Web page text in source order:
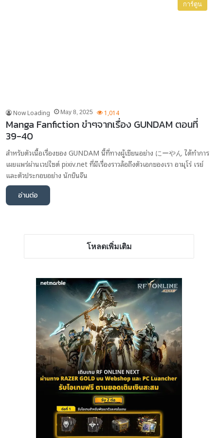
การ์ตูน
Now Loading May 8, 2025 1,014
Manga Fanfiction ขำๆจากเรื่อง GUNDAM ตอนที่
39-40
สำหรับตัวเนื้อเรื่องของ GUNDAM นี้ที่ทางผู้เขียนอย่าง にーやん ได้ทำการ
เผยแพร่ผ่านเวปไซต์ pixiv.net ที่มีเรื่องราวล้อถึงตัวเอกของเรา อามุโร่ เรย์
และตัวประกอบอย่าง นักบินจีน
อ่านต่อ
โหลดเพิ่มเติม